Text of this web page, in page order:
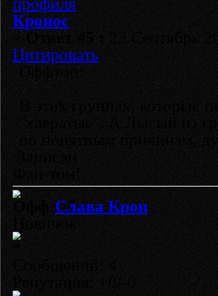
Кронос
«Ответ #5 :23 Сентябрь
Цитировать
Оффтоп:
В этих группах, которые
"хаератые". А Лысый из
по понятным причинам,
Записан
Фан-том!
Слава Крон
Новичок
Сообщений: 4
Репутация: +0/-0